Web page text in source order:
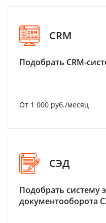
CRM
Подобрать CRM-
От 1 000 руб./месяц
СЭД
Подобрать систему
документооборота